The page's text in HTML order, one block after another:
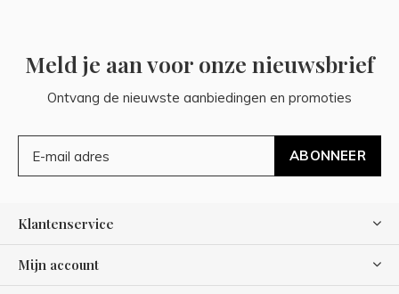
Meld je aan voor onze nieuwsbrief
Ontvang de nieuwste aanbiedingen en promoties
ABONNEER
Klantenservice
Mijn account